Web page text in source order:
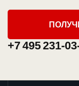
+7 495 231-